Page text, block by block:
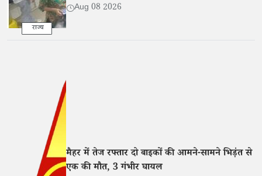
राज्य
Aug 08 2026
मैहर में तेज रफ्तार दो बाइकों की आमने-सामने भिड़ंत से
एक की मौत, 3 गंभीर घायल